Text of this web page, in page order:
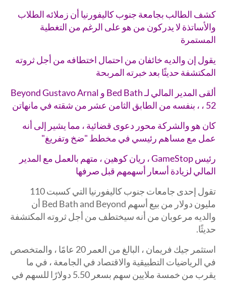
كشف الطالب بجامعة جنوب كاليفورنيا أن زملائه الطلاب
والأساتذة لا يدركون من هو على الرغم من التغطية
المستمرة
يقول إن والديه خائفان من احتمال اختطافه من أجل ثروته
المكتشفة حديثًا بعد خبرته المربحة
ألقى المدير المالي لـ Bed Bath و Beyond Gustavo Arnal
، 52 ، بنفسه من الطابق الثامن عشر من شقته في مانهاتن
كان هو والشركة محور دعوى قضائية ، مما يشير إلى أنه
عمل مع مساهم رئيسي في مخطط "ضخ وتفريغ"
رئيس GameStop ، ريان كوهين ، متهم بالعمل مع المدير
المالي لزيادة أسعار أسهمهم قبل صرفها
تقول إحدى جامعات جنوب كاليفورنيا التي كسبت 110
مليون دولار من بيع أسهم Bed Bath and Beyond أن
والديه مرعوبان من أنه سيختطف من أجل ثروته المكتشفة
حديثًا.
استثمر جيك فريمان ، البالغ من العمر 20 عامًا ، والمتخصص
في الرياضيات التطبيقية والاقتصاد في الجامعة ، في ما
يقرب من خمسة ملايين سهم بسعر 5.50 دولارًا للسهم في